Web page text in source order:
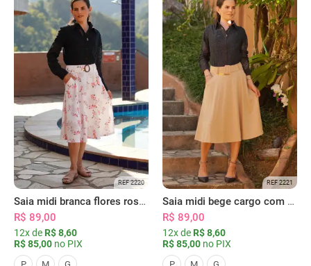
REF 2220
Saia midi branca flores rosas com bolsos
R$ 89,00
12x de R$ 8,60
R$ 85,00 no PIX
REF 2221
Saia midi bege cargo com bolsos
R$ 89,00
12x de R$ 8,60
R$ 85,00 no PIX